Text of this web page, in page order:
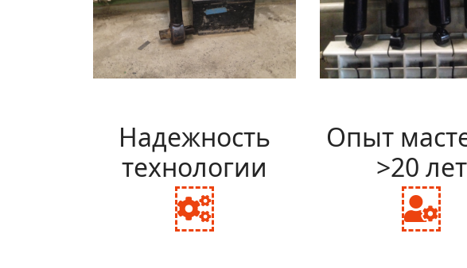
Надежность
технологии
fa
Опыт
>20 лет
fas